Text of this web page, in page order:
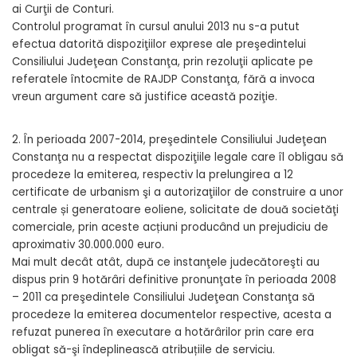
ai Curţii de Conturi.
Controlul programat în cursul anului 2013 nu s-a putut
efectua datorită dispoziţiilor exprese ale preşedintelui
Consiliului Judeţean Constanţa, prin rezoluţii aplicate pe
referatele întocmite de RAJDP Constanţa, fără a invoca
vreun argument care să justifice această poziţie.
2. În perioada 2007-2014, preşedintele Consiliului Judeţean
Constanţa nu a respectat dispoziţiile legale care îl obligau să
procedeze la emiterea, respectiv la prelungirea a 12
certificate de urbanism şi a autorizaţiilor de construire a unor
centrale și generatoare eoliene, solicitate de două societăţi
comerciale, prin aceste acțiuni producând un prejudiciu de
aproximativ 30.000.000 euro.
Mai mult decât atât, după ce instanţele judecătoreşti au
dispus prin 9 hotărâri definitive pronunţate în perioada 2008
– 2011 ca preşedintele Consiliului Judeţean Constanţa să
procedeze la emiterea documentelor respective, acesta a
refuzat punerea în executare a hotărârilor prin care era
obligat să-şi îndeplinească atribuțiile de serviciu.